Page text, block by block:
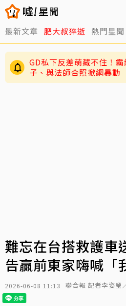
最新文章 肥大叔猝逝 熱門星聞
GD私下反差萌藏不住！
子、與法師合照掀網暴動
難忘在台搭救護車
告贏前東家嗨喊「
2026-06-08 11:13 聯合報 記者李姿瑩